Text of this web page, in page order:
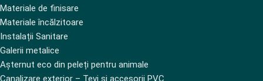
Materiale de finisare
Materiale încălzitoare
Instalații Sanitare
Galerii metalice
Așternut eco din peleți pentru animale
Canalizare exterior – Țevi și accesorii PVC